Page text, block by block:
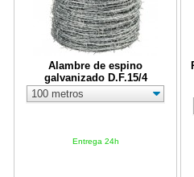
Alambre de espino
galvanizado D.F.15/4
Entrega 24h